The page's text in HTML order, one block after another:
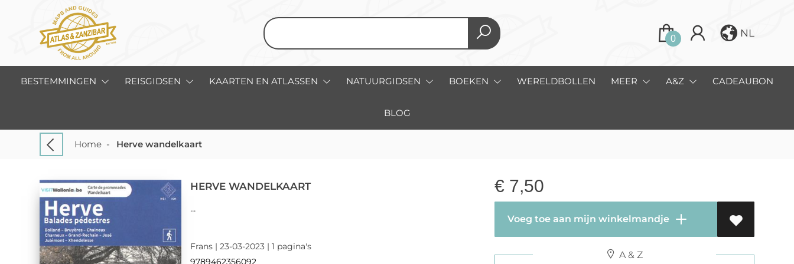
0 NL
BESTEMMINGEN REISGIDSEN KAARTEN EN ATLASSEN NATUURGIDSEN BOEKEN WERELDBOLLEN MEER A&Z CADEAUBON
BLOG
Home - Herve wandelkaart
HERVE WANDELKAART
...
Frans | 23-03-2023 | 1 pagina's
9789462356092
€ 7,50
Voeg toe aan mijn winkelmandje
A & Z